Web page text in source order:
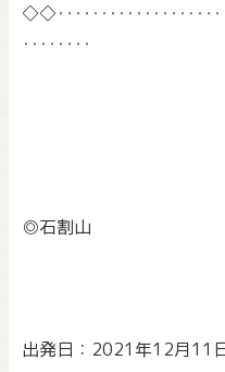
‥‥‥‥
◎石割山
出発日：2021年12月11